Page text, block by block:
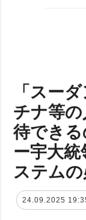
「スー
チナ等
待でき
ー宇大
ステム
24.09.2025